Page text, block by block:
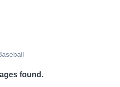
found.